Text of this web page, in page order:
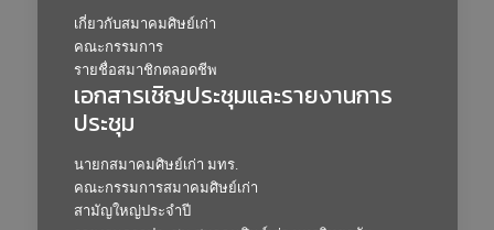
เกี่ยวกับสมาคมศิษย์เก่า
คณะกรรมการ
รายชื่อสมาชิกตลอดชีพ
เอกสารเชิญประชุมและรายงานการ
ประชุม
นายกสมาคมศิษย์เก่า มทร.
คณะกรรมการสมาคมศิษย์เก่า
สามัญใหญ่ประจำปี